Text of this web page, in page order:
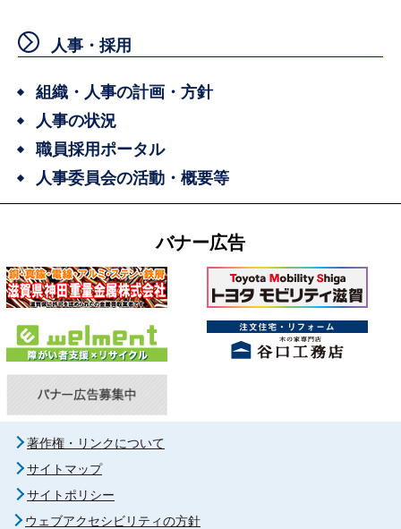
人事・採用
組織・人事の計画・方針
人事の状況
職員採用ポータル
人事委員会の活動・概要等
バナー広告
著作権・リンクについて
サイトマップ
サイトポリシー
ウェブアクセシビリティの方針